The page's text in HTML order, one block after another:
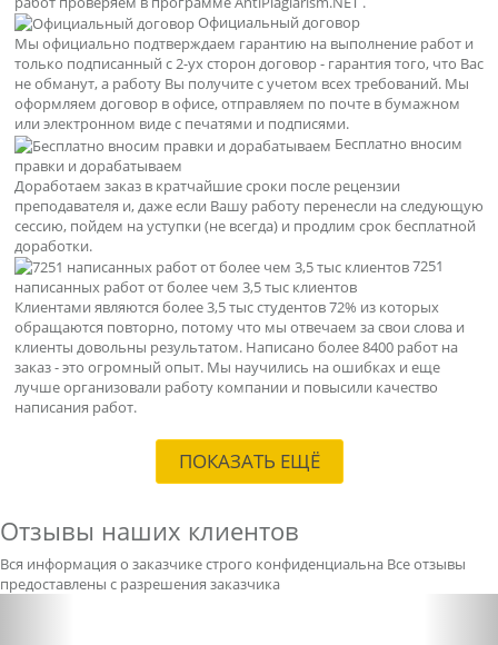
Официальный договор
Мы официально подтверждаем гарантию на выполнение работ и
только подписанный с 2-ух сторон договор - гарантия того, что Вас
не обманут, а работу Вы получите с учетом всех требований. Мы
оформляем договор в офисе, отправляем по почте в бумажном
или электронном виде с печатями и подписями.
Бесплатно вносим
правки и дорабатываем
Доработаем заказ в кратчайшие сроки после рецензии
преподавателя и, даже если Вашу работу перенесли на следующую
сессию, пойдем на уступки (не всегда) и продлим срок бесплатной
доработки.
7251
написанных работ от более чем 3,5 тыс клиентов
Клиентами являются более 3,5 тыс студентов 72% из которых
обращаются повторно, потому что мы отвечаем за свои слова и
клиенты довольны результатом. Написано более 8400 работ на
заказ - это огромный опыт. Мы научились на ошибках и еще
лучше организовали работу компании и повысили качество
написания работ.
ПОКАЗАТЬ ЕЩЁ
Отзывы наших клиентов
Вся информация о заказчике строго конфиденциальна Все отзывы
предоставлены с разрешения заказчика